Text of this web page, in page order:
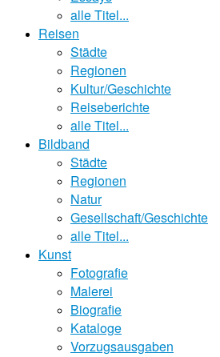
alle Titel...
Reisen
Städte
Regionen
Kultur/Geschichte
Reiseberichte
alle Titel...
Bildband
Städte
Regionen
Natur
Gesellschaft/Geschichte
alle Titel...
Kunst
Fotografie
Malerei
Biografie
Kataloge
Vorzugsausgaben